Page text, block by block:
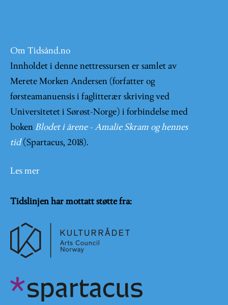
Om Tidsånd.no
Innholdet i denne nettressursen er samlet av
Merete Morken Andersen (forfatter og
førsteamanuensis i faglitterær skriving ved
Universitetet i Sørøst-Norge) i forbindelse med
boken Blodet i årene - Amalie Skram og hennes
tid (Spartacus, 2018).
Les mer
Tidslinjen har mottatt støtte fra: